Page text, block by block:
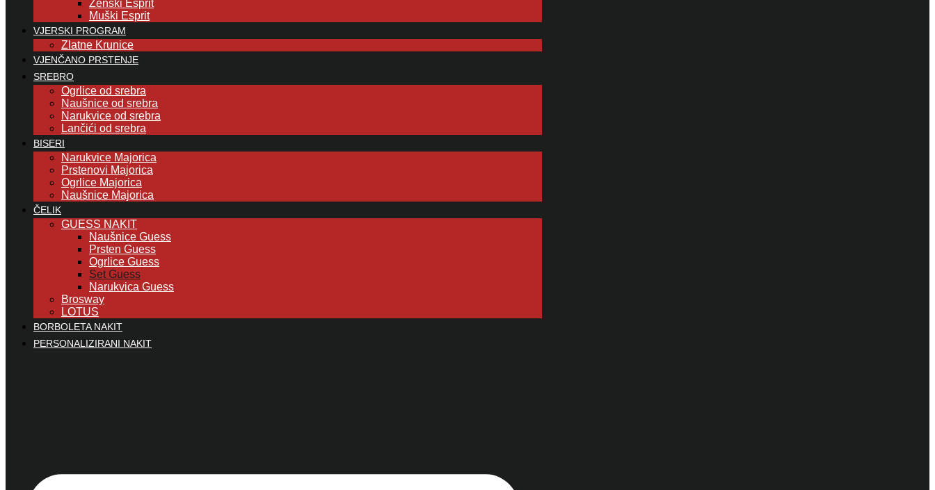
Ženski Esprit
Muški Esprit
VJERSKI PROGRAM
Zlatne Krunice
VJENČANO PRSTENJE
SREBRO
Ogrlice od srebra
Naušnice od srebra
Narukvice od srebra
Lančići od srebra
BISERI
Narukvice Majorica
Prstenovi Majorica
Ogrlice Majorica
Naušnice Majorica
ČELIK
GUESS NAKIT
Naušnice Guess
Prsten Guess
Ogrlice Guess
Set Guess
Narukvica Guess
Brosway
LOTUS
BORBOLETA NAKIT
PERSONALIZIRANI NAKIT